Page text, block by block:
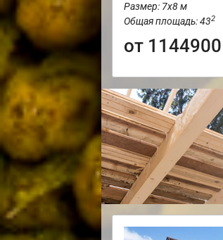
Размер: 7х8 м
Общая площадь: 432
от 1144900